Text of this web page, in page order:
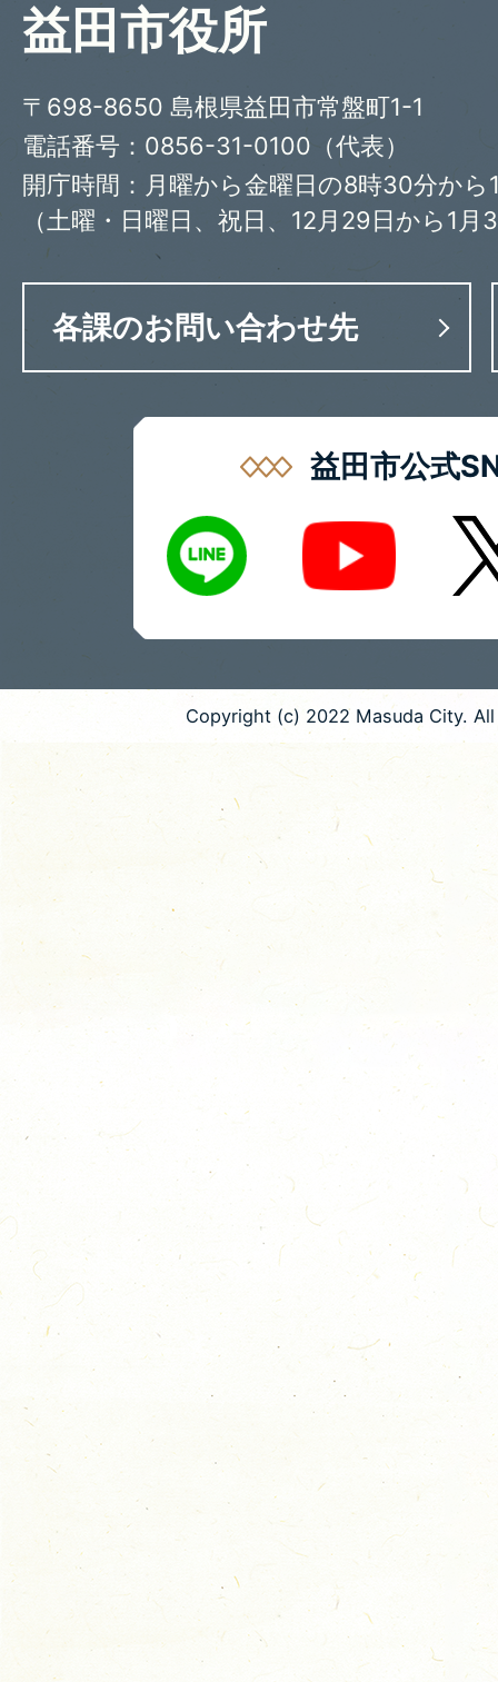
益田市役所
〒698-8650 島根県益田市常盤町1-1
電話番号：0856-31-0100（代表）
開庁時間：月曜から金曜日の8時30分から
（土曜・日曜日、祝日、12月29日から1月
各課のお問い合わせ先
益田市公式
LINE
Youtube X
Copyright (c) 2022 Masuda City.